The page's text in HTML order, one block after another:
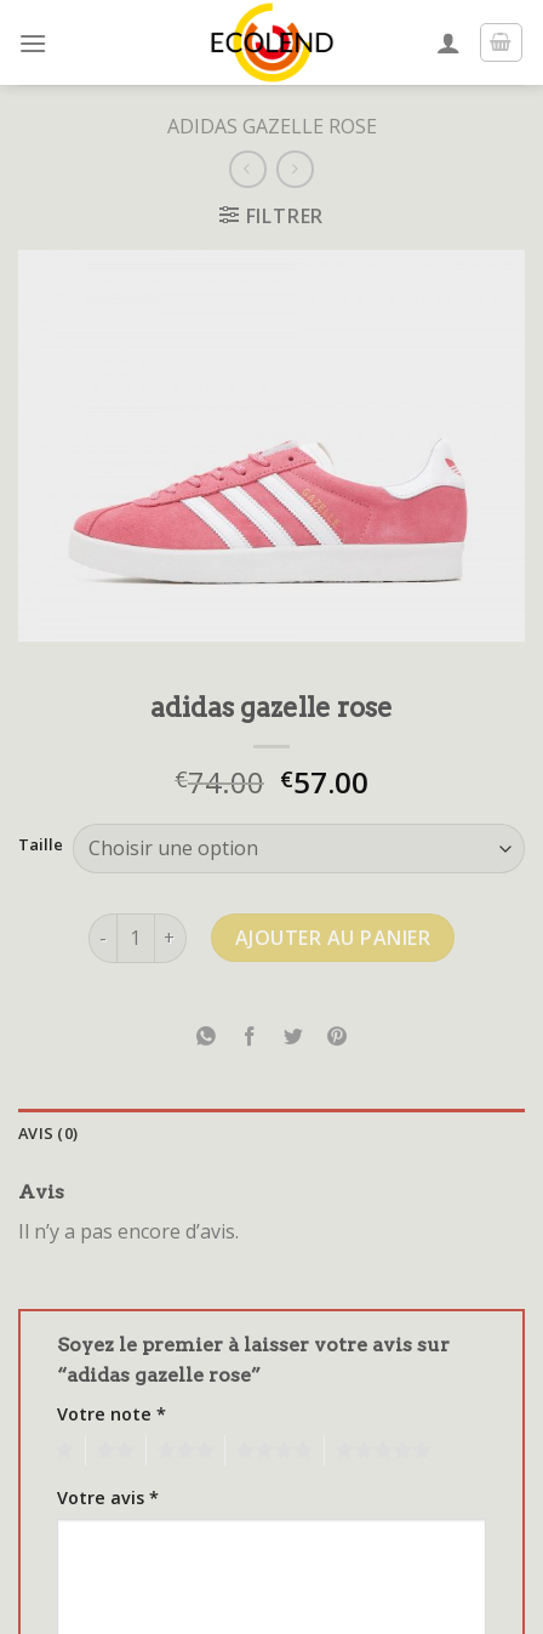
ADIDAS GAZELLE ROSE
FILTRER
adidas gazelle rose
€74.00 €57.00
Taille
quantité de adidas gazelle rose
AJOUTER AU PANIER
AVIS (0)
Avis
Il n’y a pas encore d’avis.
Soyez le premier à laisser votre avis sur
“adidas gazelle rose”
Votre note *
Votre avis *